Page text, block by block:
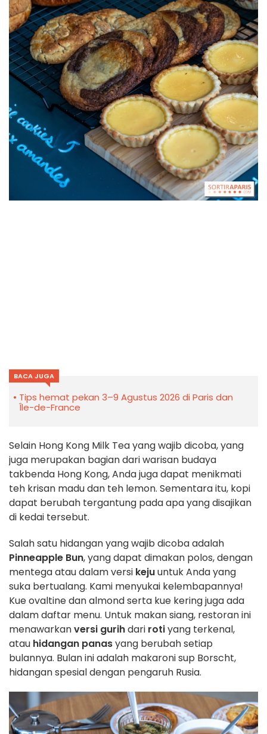
BACA JUGA
Tips hemat pekan 3–9 Agustus 2026 di Paris dan
Île-de-France
Selain Hong Kong Milk Tea yang wajib dicoba, yang
juga merupakan bagian dari warisan budaya
takbenda Hong Kong, Anda juga dapat menikmati
teh krisan madu dan teh lemon. Sementara itu, kopi
dapat berubah tergantung pada apa yang disajikan
di kedai tersebut.
Salah satu hidangan yang wajib dicoba adalah
Pinneapple Bun, yang dapat dimakan polos, dengan
mentega atau dalam versi kejuuntuk Anda yang
suka bertualang. Kami menyukai kelembapannya!
Kue ovaltine dan almond serta kue kering juga ada
dalam daftar menu. Untuk makan siang, restoran ini
menawarkanversi gurihdari rotiyang terkenal,
atau hidangan panasyang berubah setiap
bulannya. Bulan ini adalah makaroni sup Borscht,
hidangan spesial dengan pengaruh Rusia.